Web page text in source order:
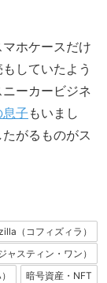
ホケースだけ
していたよう
ーカービジネ
子 もいまし
がるものがス
（コフィズィラ）
スティン・ワン）
暗号資産・NFT